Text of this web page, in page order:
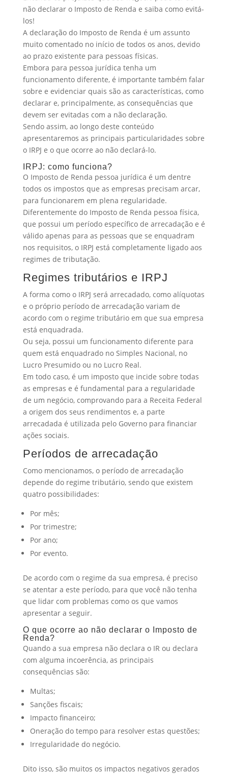
não declarar o Imposto de Renda e saiba como evitá-
los!
A declaração do Imposto de Renda é um assunto
muito comentado no início de todos os anos, devido
ao prazo existente para pessoas físicas.
Embora para pessoa jurídica tenha um
funcionamento diferente, é importante também falar
sobre e evidenciar quais são as características, como
declarar e, principalmente, as consequências que
devem ser evitadas com a não declaração.
Sendo assim, ao longo deste conteúdo
apresentaremos as principais particularidades sobre
o IRPJ e o que ocorre ao não declará-lo.
IRPJ: como funciona?
O Imposto de Renda pessoa jurídica é um dentre
todos os impostos que as empresas precisam arcar,
para funcionarem em plena regularidade.
Diferentemente do Imposto de Renda pessoa física,
que possui um período específico de arrecadação e é
válido apenas para as pessoas que se enquadram
nos requisitos, o IRPJ está completamente ligado aos
regimes de tributação.
Regimes tributários e IRPJ
A forma como o IRPJ será arrecadado, como alíquotas
e o próprio período de arrecadação variam de
acordo com o regime tributário em que sua empresa
está enquadrada.
Ou seja, possui um funcionamento diferente para
quem está enquadrado no Simples Nacional, no
Lucro Presumido ou no Lucro Real.
Em todo caso, é um imposto que incide sobre todas
as empresas e é fundamental para a regularidade
de um negócio, comprovando para a Receita Federal
a origem dos seus rendimentos e, a parte
arrecadada é utilizada pelo Governo para financiar
ações sociais.
Períodos de arrecadação
Como mencionamos, o período de arrecadação
depende do regime tributário, sendo que existem
quatro possibilidades:
Por mês;
Por trimestre;
Por ano;
Por evento.
De acordo com o regime da sua empresa, é preciso
se atentar a este período, para que você não tenha
que lidar com problemas como os que vamos
apresentar a seguir.
O que ocorre ao não declarar o Imposto de
Renda?
Quando a sua empresa não declara o IR ou declara
com alguma incoerência, as principais
consequências são:
Multas;
Sanções fiscais;
Impacto financeiro;
Oneração do tempo para resolver estas questões;
Irregularidade do negócio.
Dito isso, são muitos os impactos negativos gerados